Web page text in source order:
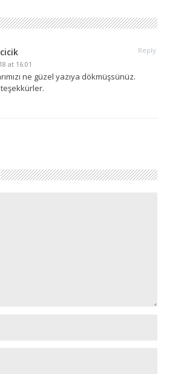
at 16:01
ne güzel yazıya dökmüşsünüz.
Reply